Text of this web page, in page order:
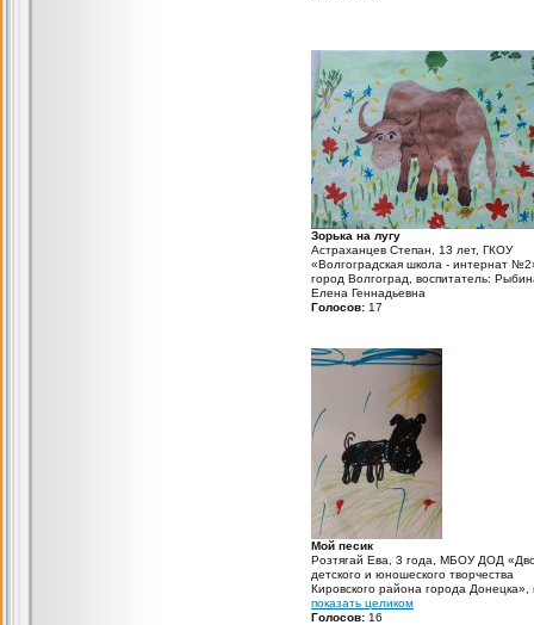
Зорька на лугу
Астраханцев Степан, 13 лет, ГКОУ
«Волгоградская школа - интернат
город Волгоград, воспитатель:
Елена Геннадьевна
Голосов: 17
Мой песик
Розтягай Ева, 3 года, МБОУ ДОД
детского и юношеского творчества
Кировского района города Донецка»,
Донецк, Донецкая Народная
педагог дополнительного
показать целиком
Голосов: 16